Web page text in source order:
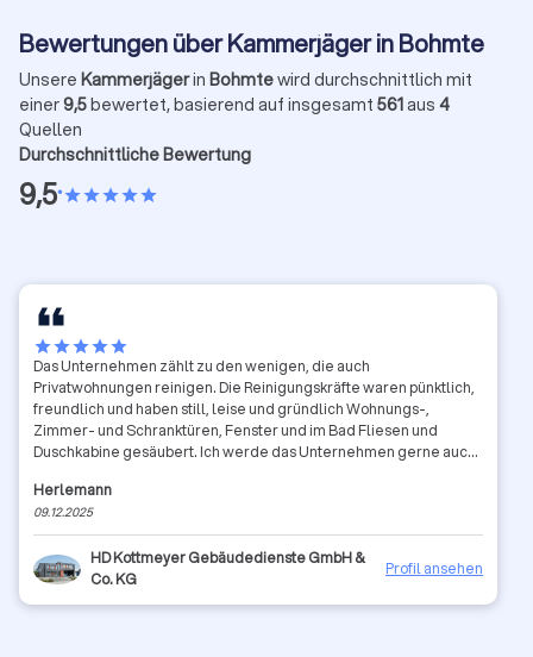
Bewertungen über Kammerjäger in Bohmte
Unsere Kammerjägerin Bohmtewird durchschnittlich mit
einer9,5bewertet, basierend auf insgesamt 561aus 4
Quellen
Durchschnittliche Bewertung
9,5•starstarstarstarstar
starstarstarstarstar
Das Unternehmen zählt zu den wenigen, die auch
Privatwohnungen reinigen. Die Reinigungskräfte waren pünktlich,
freundlich und haben still, leise und gründlich Wohnungs-,
Zimmer- und Schranktüren, Fenster und im Bad Fliesen und
Duschkabine gesäubert. Ich werde das Unternehmen gerne auch
weiterempfehlen.
Herlemann
09.12.2025
HD Kottmeyer Gebäudedienste GmbH &
Co. KG
Profil ansehen